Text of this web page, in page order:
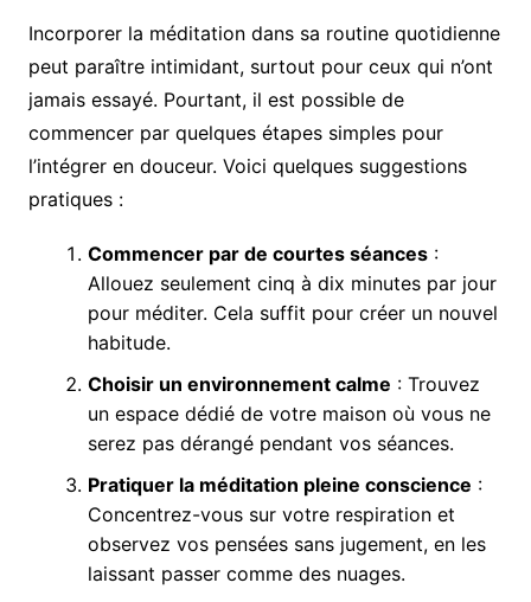
Incorporer la méditation dans sa routine quotidienne
peut paraître intimidant, surtout pour ceux qui n’ont
jamais essayé. Pourtant, il est possible de
commencer par quelques étapes simples pour
l’intégrer en douceur. Voici quelques suggestions
pratiques :
Commencer par de courtes séances:
Allouez seulement cinq à dix minutes par jour
pour méditer. Cela suffit pour créer un nouvel
habitude.
Choisir un environnement calme : Trouvez
un espace dédié de votre maison où vous ne
serez pas dérangé pendant vos séances.
Pratiquer la méditation pleine conscience :
Concentrez-vous sur votre respiration et
observez vos pensées sans jugement, en les
laissant passer comme des nuages.